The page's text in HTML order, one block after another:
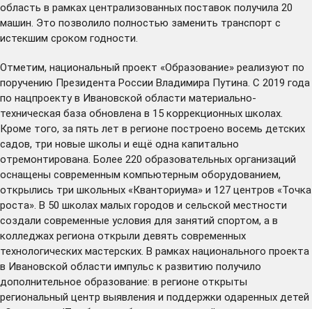
область в рамках централизованных поставок получила 20
машин. Это позволило полностью заменить транспорт с
истекшим сроком годности.
Отметим, национальный проект «Образование» реализуют по
поручению Президента России Владимира Путина. С 2019 года
по нацпроекту в Ивановской области материально-
техническая база обновлена в 15 коррекционных школах.
Кроме того, за пять лет в регионе построено восемь детских
садов, три новые школы и ещё одна капитально
отремонтирована. Более 220 образовательных организаций
оснащены современным компьютерным оборудованием,
открылись три школьных «Кванториума» и 127 центров «Точка
роста». В 50 школах малых городов и сельской местности
создали современные условия для занятий спортом, а в
колледжах региона открыли девять современных
технологических мастерских. В рамках национального проекта
в Ивановской области импульс к развитию получило
дополнительное образование: в регионе открыты
региональный центр выявления и поддержки одаренных детей